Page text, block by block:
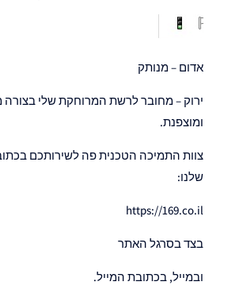
אדום – מנותק
ירוק – מחובר לרשת המרוחקת שלי
ומוצפנת.
צוות התמיכה הטכנית פה לשירותכם
שלנו:
https://169.co.il
בצד בסרגל האתר
ובמייל, בכתובת המייל.